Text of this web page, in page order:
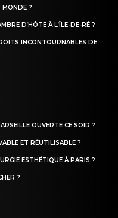
MONDE ?
D’HÔTE À L’ÎLE-DE-RÉ ?
INCONTOURNABLES DE
OUVERTE CE SOIR ?
ET RÉUTILISABLE ?
ESTHÉTIQUE À PARIS ?
?